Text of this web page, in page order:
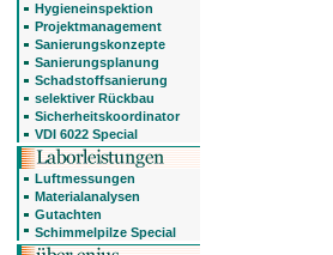
Hygieneinspektion
Projektmanagement
Sanierungskonzepte
Sanierungsplanung
Schadstoffsanierung
selektiver Rückbau
Sicherheitskoordinator
VDI 6022 Special
Luftmessungen
Materialanalysen
Gutachten
Schimmelpilze Special